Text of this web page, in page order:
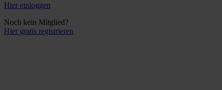
Hier einloggen
Noch kein Mitglied?
Hier gratis registrieren